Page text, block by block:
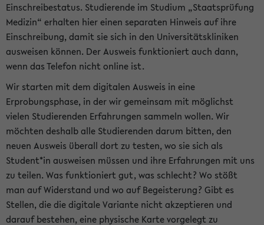
Einschreibestatus. Studierende im Studium „Staatsprüfung
Medizin“ erhalten hier einen separaten Hinweis auf ihre
Einschreibung, damit sie sich in den Universitätskliniken
ausweisen können. Der Ausweis funktioniert auch dann,
wenn das Telefon nicht online ist.
Wir starten mit dem digitalen Ausweis in eine
Erprobungsphase, in der wir gemeinsam mit möglichst
vielen Studierenden Erfahrungen sammeln wollen. Wir
möchten deshalb alle Studierenden darum bitten, den
neuen Ausweis überall dort zu testen, wo sie sich als
Student*in ausweisen müssen und ihre Erfahrungen mit uns
zu teilen. Was funktioniert gut, was schlecht? Wo stößt
man auf Widerstand und wo auf Begeisterung? Gibt es
Stellen, die die digitale Variante nicht akzeptieren und
darauf bestehen, eine physische Karte vorgelegt zu